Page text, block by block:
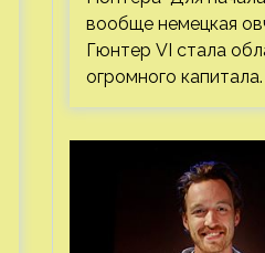
вообще немецкая
Гюнтер VI стала
огромного капитала.